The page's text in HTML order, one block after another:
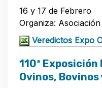
16 y 17 de Febrero
Organiza:
Veredictos Expo
110ª Exposición
Ovinos, Bovinos